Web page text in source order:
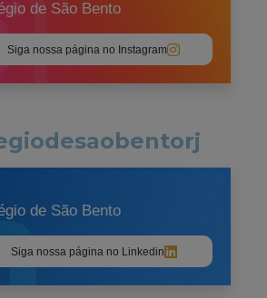
de São Bento
Siga nossa página no Instagram
de São Bento
Siga nossa página no Linkedin